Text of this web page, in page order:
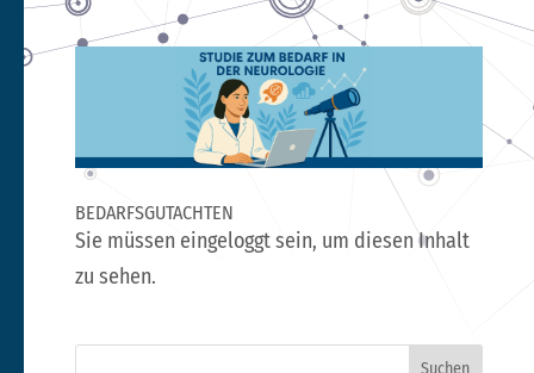
BEDARFSGUTACHTEN
Sie müssen eingeloggt sein, um diesen Inhalt
zu sehen.